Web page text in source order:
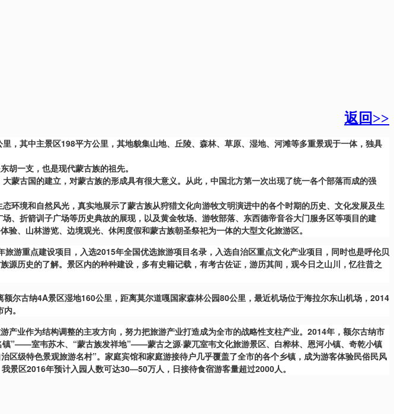
返回>>
，其中主景区198平方公里，其地貌集山地、丘陵、森林、草原、湿地、河滩等多重景观于一体，独具
胡一支，也是现代蒙古族的祖先。
蒙古国的建立，对蒙古族的形成具有很大意义。从此，中国北方第一次出现了统一各个部落而成的强
境和自然风光，真实地展示了蒙古族从狩猎文化向游牧文明演进中的各个时期的历史、文化发展及生
、折箭训子广场等历史典故的展现，以及黄金牧场、游牧部落、东西德帝音谷大门服务区等项目的建
、山林游览、边境观光、休闲度假和蒙古族朝圣祭祀为一体的大型文化旅游区。
游重点建设项目，入选2015年全国优选旅游项目名录，入选自治区重点文化产业项目，同时也是呼伦贝
历史的了解。景区内的种种建设，多有史籍记载，有考古佐证，游历其间，观今日之山川，忆往昔之
尔古纳4A景区湿地160公里，距离莫尔道嘎国家森林公园80公里，最近机场位于海拉尔东山机场，2014
。
业作为结构调整的主攻方向，努力把旅游产业打造成为全市的战略性支柱产业。2014年，额尔古纳市
”——室韦苏木、“蒙古族发祥地”——蒙古之源·蒙兀室韦文化旅游景区、白桦林、恩河小镇、奇乾小镇
级特色景观旅游名村”。家庭宾馆和家庭游接待户几乎覆盖了全市的各个乡镇，成为游客体验民俗民风
区2016年预计入园人数可达30—50万人，日接待食宿游客量超过2000人。